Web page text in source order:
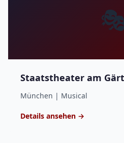
Staatstheater am
München | Musical
Details ansehen →